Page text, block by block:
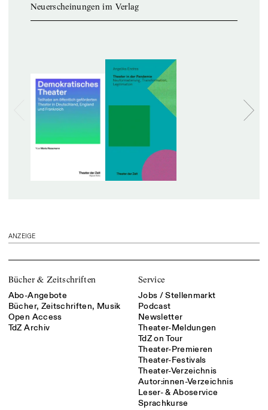
Neuerscheinungen im Verlag
ANZEIGE
Bücher & Zeitschriften
Abo-Angebote
Bücher, Zeitschriften, Musik
Open Access
TdZ Archiv
Service
Jobs / Stellenmarkt
Podcast
Newsletter
Theater-Meldungen
TdZ on Tour
Theater-Premieren
Theater-Festivals
Theater-Verzeichnis
Autor:innen-Verzeichnis
Leser- & Aboservice
Sprachkurse